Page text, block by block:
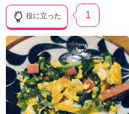
役に立った 1